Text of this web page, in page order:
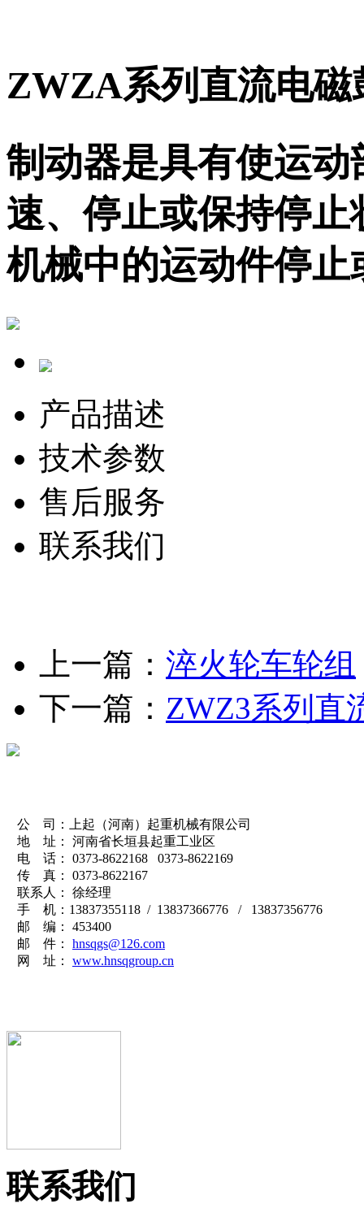
ZWZA系列直流电磁
制动器是具有使运
速、停止或保持停
机械中的运动件停
产品描述
技术参数
售后服务
联系我们
上一篇： 淬火轮车轮组
下一篇： ZWZ3系列直
公 司：上起（河南）起重机械有限公司
地 址： 河南省长垣县起重工业区
电 话： 0373-8622168 0373-8622169
传 真： 0373-8622167
联系人： 徐经理
手 机：13837355118 / 13837366776 / 13837356776
邮 编： 453400
邮 件： hnsqgs@126.com
网 址： www.hnsqgroup.cn
联系我们